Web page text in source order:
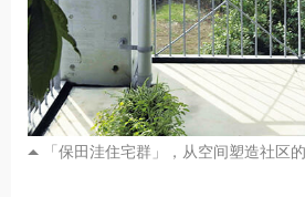
「保田洼住宅群」，从空间塑造社区